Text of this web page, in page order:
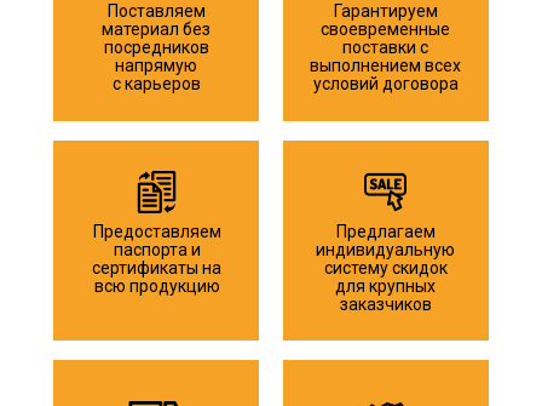
Предоставляем
паспорта и
сертификаты на
всю продукцию
Предлагаем
индивидуальную
систему скидок
для крупных
заказчиков
Поставляем
материал без
посредников
напрямую
с карьеров
Гарантируем
своевременные
поставки с
выполнением всех
условий договора